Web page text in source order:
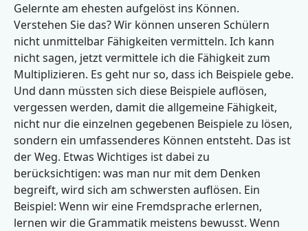
Gelernte am ehesten aufgelöst ins Können.
Verstehen Sie das? Wir können unseren Schülern
nicht unmittelbar Fähigkeiten vermitteln. Ich kann
nicht sagen, jetzt vermittele ich die Fähigkeit zum
Multiplizieren. Es geht nur so, dass ich Beispiele gebe.
Und dann müssten sich diese Beispiele auflösen,
vergessen werden, damit die allgemeine Fähigkeit,
nicht nur die einzelnen gegebenen Beispiele zu lösen,
sondern ein umfassenderes Können entsteht. Das ist
der Weg. Etwas Wichtiges ist dabei zu
berücksichtigen: was man nur mit dem Denken
begreift, wird sich am schwersten auflösen. Ein
Beispiel: Wenn wir eine Fremdsprache erlernen,
lernen wir die Grammatik meistens bewusst. Wenn